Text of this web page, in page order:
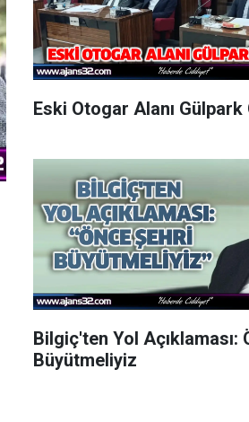
Eski Otogar Alanı
Bilgiç'ten Yol Açıklaması:
Büyütmeliyiz